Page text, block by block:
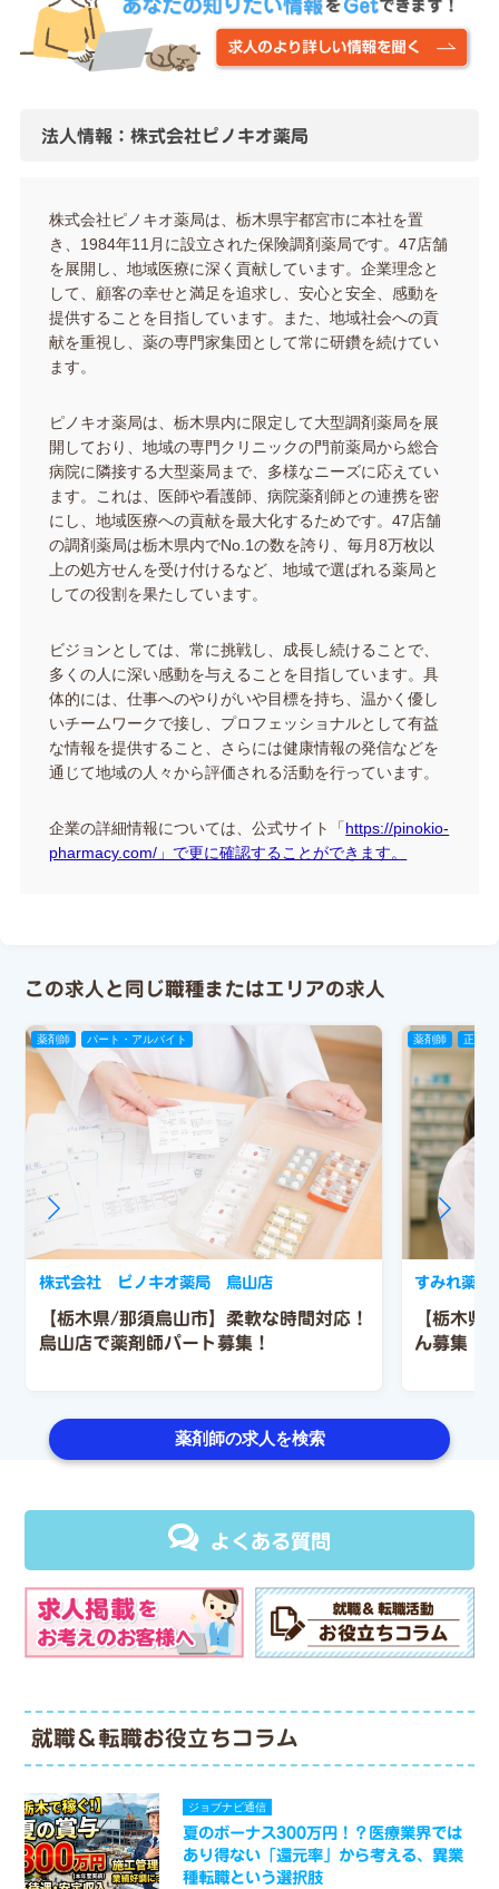
法人情報：株式会社ピノキオ薬局
株式会社ピノキオ薬局は、栃木県宇都宮市に本社を置
き、1984年11月に設立された保険調剤薬局です。47店舗
を展開し、地域医療に深く貢献しています。企業理念と
して、顧客の幸せと満足を追求し、安心と安全、感動を
提供することを目指しています。また、地域社会への貢
献を重視し、薬の専門家集団として常に研鑽を続けてい
ます​​。
ピノキオ薬局は、栃木県内に限定して大型調剤薬局を展
開しており、地域の専門クリニックの門前薬局から総合
病院に隣接する大型薬局まで、多様なニーズに応えてい
ます。これは、医師や看護師、病院薬剤師との連携を密
にし、地域医療への貢献を最大化するためです。47店舗
の調剤薬局は栃木県内でNo.1の数を誇り、毎月8万枚以
上の処方せんを受け付けるなど、地域で選ばれる薬局と
しての役割を果たしています​​。
ビジョンとしては、常に挑戦し、成長し続けることで、
多くの人に深い感動を与えることを目指しています。具
体的には、仕事へのやりがいや目標を持ち、温かく優し
いチームワークで接し、プロフェッショナルとして有益
な情報を提供すること、さらには健康情報の発信などを
通じて地域の人々から評価される活動を行っています​​。
企業の詳細情報については、公式サイト「https://pinokio-
pharmacy.com/」で更に確認することができます。
この求人と同じ職種またはエリアの求人
薬剤師 パート・アルバイト
【栃木県/那須烏山市】柔軟な時間対応！
烏山店で薬剤師パート募集！
株式会社 ピノキオ薬局 烏山店
薬剤師 正社員
【栃木県
ん募集！
すみれ薬局
薬剤師の求人を検索
よくある質問
就職＆転職お役立ちコラム
ジョブナビ通信
夏のボーナス300万円！？医療業界では
あり得ない「還元率」から考える、異業
種転職という選択肢